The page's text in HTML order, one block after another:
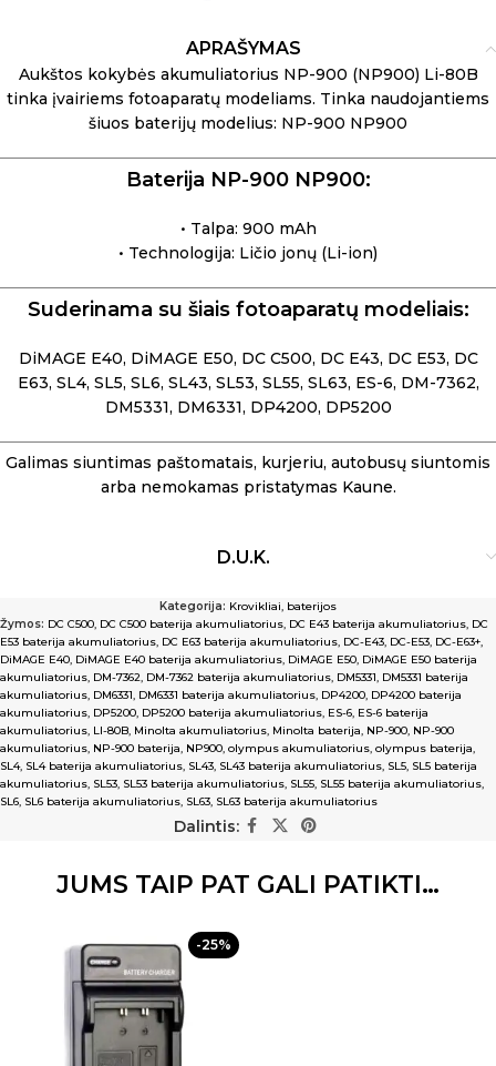
APRAŠYMAS
Aukštos kokybės akumuliatorius NP-900 (NP900) Li-80B
tinka įvairiems fotoaparatų modeliams. Tinka naudojantiems
šiuos baterijų modelius: NP-900 NP900
Baterija NP-900 NP900:
• Talpa: 900 mAh
• Technologija: Ličio jonų (Li-ion)
Suderinama su šiais fotoaparatų modeliais:
DiMAGE E40, DiMAGE E50, DC C500, DC E43, DC E53, DC
E63, SL4, SL5, SL6, SL43, SL53, SL55, SL63, ES-6, DM-7362,
DM5331, DM6331, DP4200, DP5200
Galimas siuntimas paštomatais, kurjeriu, autobusų siuntomis
arba nemokamas pristatymas Kaune.
D.U.K.
Kategorija: Krovikliai, baterijos
Žymos: DC C500, DC C500 baterija akumuliatorius, DC E43 baterija akumuliatorius, DC
E53 baterija akumuliatorius, DC E63 baterija akumuliatorius, DC-E43, DC-E53, DC-E63+,
DiMAGE E40, DiMAGE E40 baterija akumuliatorius, DiMAGE E50, DiMAGE E50 baterija
akumuliatorius, DM-7362, DM-7362 baterija akumuliatorius, DM5331, DM5331 baterija
akumuliatorius, DM6331, DM6331 baterija akumuliatorius, DP4200, DP4200 baterija
akumuliatorius, DP5200, DP5200 baterija akumuliatorius, ES-6, ES-6 baterija
akumuliatorius, LI-80B, Minolta akumuliatorius, Minolta baterija, NP-900, NP-900
akumuliatorius, NP-900 baterija, NP900, olympus akumuliatorius, olympus baterija,
SL4, SL4 baterija akumuliatorius, SL43, SL43 baterija akumuliatorius, SL5, SL5 baterija
akumuliatorius, SL53, SL53 baterija akumuliatorius, SL55, SL55 baterija akumuliatorius,
SL6, SL6 baterija akumuliatorius, SL63, SL63 baterija akumuliatorius
Dalintis:
JUMS TAIP PAT GALI PATIKTI…
-25%